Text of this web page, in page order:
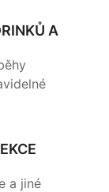
A
a jiné